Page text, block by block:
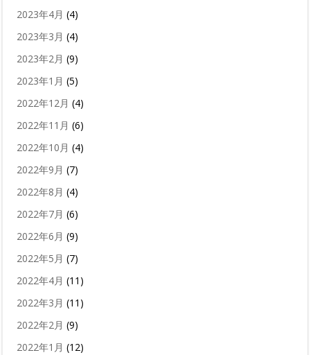
2023年4月 (4)
2023年3月 (4)
2023年2月 (9)
2023年1月 (5)
2022年12月 (4)
2022年11月 (6)
2022年10月 (4)
2022年9月 (7)
2022年8月 (4)
2022年7月 (6)
2022年6月 (9)
2022年5月 (7)
2022年4月 (11)
2022年3月 (11)
2022年2月 (9)
2022年1月 (12)